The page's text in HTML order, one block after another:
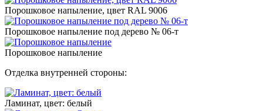
Порошковое напыление, цвет RAL 9006
Порошковое напыление под дерево № 06-т
Порошковое напыление
Отделка внутренней стороны:
Ламинат, цвет: белый